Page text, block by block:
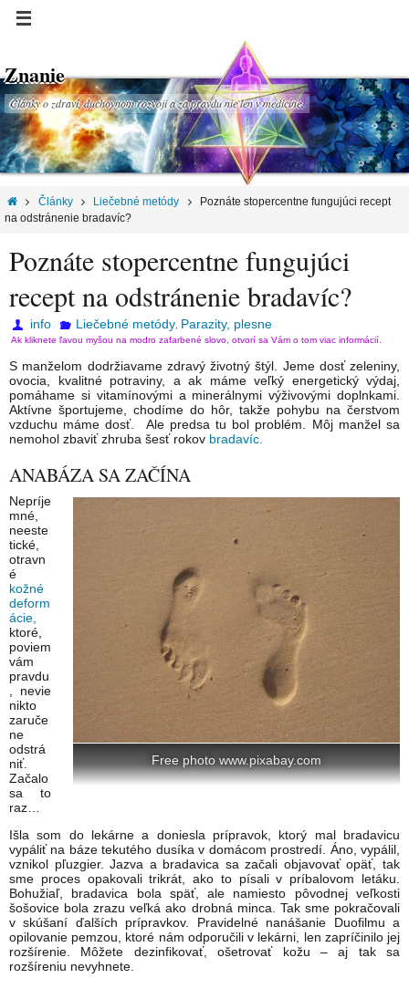
Znanie
Články o zdraví, duchovnom rozvoji a za pravdu nie len v medicíne.
Články Liečebné metódy
Poznáte stopercentne fungujúci recept
na odstránenie bradavíc?
Poznáte stopercentne fungujúci
recept na odstránenie bradavíc?
info Liečebné metódy, Parazity, plesne
Ak kliknete ľavou myšou na modro zafarbené slovo, otvorí sa Vám o tom viac informácií.
S manželom dodržiavame zdravý životný štýl. Jeme dosť zeleniny,
ovocia, kvalitné potraviny, a ak máme veľký energetický výdaj,
pomáhame si vitamínovými a minerálnymi výživovými doplnkami.
Aktívne športujeme, chodíme do hôr, takže pohybu na čerstvom
vzduchu máme dosť. Ale predsa tu bol problém. Môj manžel sa
nemohol zbaviť zhruba šesť rokov bradavíc.
ANABÁZA SA ZAČÍNA
Free photo www.pixabay.com
Nepríje
mné,
neeste
tické,
otravn
é
kožné
deform
ácie,
ktoré,
poviem
vám
pravdu
, nevie
nikto
zaruče
ne
odstrá
niť.
Začalo
sa to
raz…
Išla som do lekárne a doniesla prípravok, ktorý mal bradavicu
vypáliť na báze tekutého dusíka v domácom prostredí. Áno, vypálil,
vznikol pľuzgier. Jazva a bradavica sa začali objavovať opäť, tak
sme proces opakovali trikrát, ako to písali v príbalovom letáku.
Bohužiaľ, bradavica bola späť, ale namiesto pôvodnej veľkosti
šošovice bola zrazu veľká ako drobná minca. Tak sme pokračovali
v skúšaní ďalších prípravkov. Pravidelné nanášanie Duofilmu a
opilovanie pemzou, ktoré nám odporučili v lekárni, len zapríčinilo jej
rozšírenie. Môžete dezinfikovať, ošetrovať kožu – aj tak sa
rozšíreniu nevyhnete.